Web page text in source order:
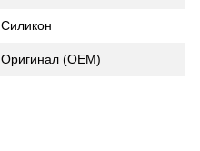
Силикон
Оригинал (ОЕМ)